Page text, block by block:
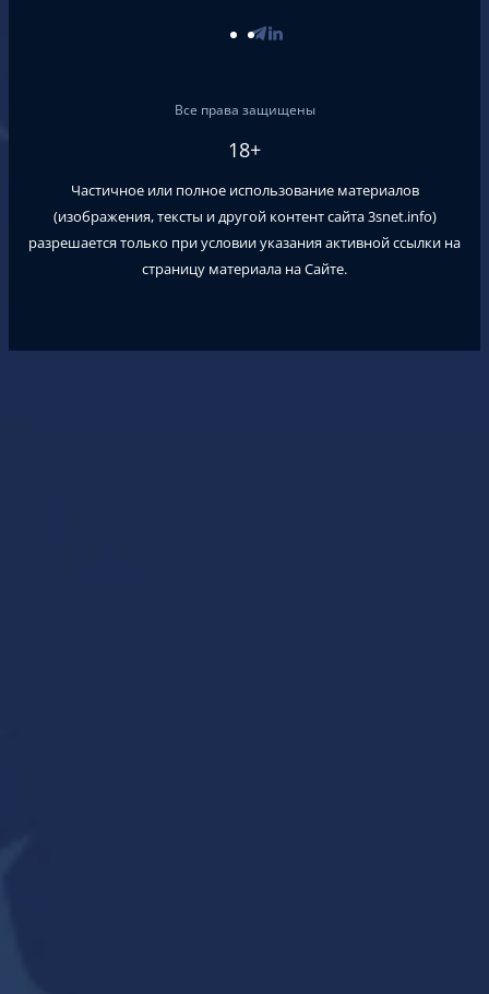
Все права защищены
18+
Частичное или полное использование материалов
(изображения, тексты и другой контент сайта3snet.info)
разрешается только при условии указания активной ссылки на
страницу материала на Сайте.